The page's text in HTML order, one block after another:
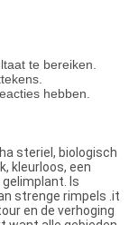
te bereiken.
hebben.
steriel, biologisch
kleurloos, een
Is
strenge rimpels .it
en de verhoging